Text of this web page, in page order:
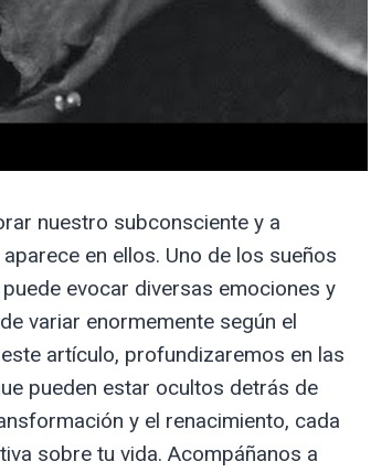
nuestro subconsciente y a
en ellos. Uno de los sueños
evocar diversas emociones y
variar enormemente según el
artículo, profundizaremos en las
pueden estar ocultos detrás de
y el renacimiento, cada
sobre tu vida. Acompáñanos a